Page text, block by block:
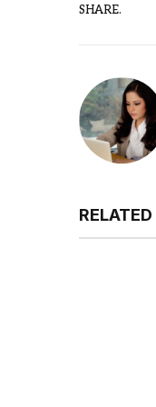
SHARE.
RELATED